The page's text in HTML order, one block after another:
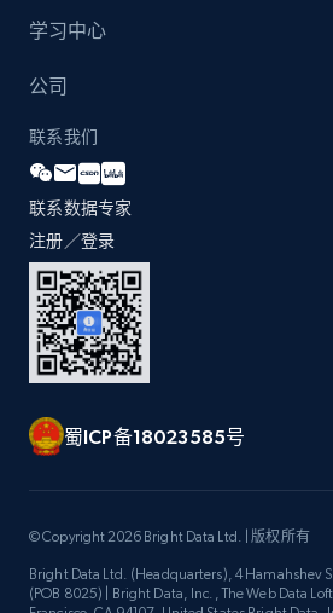
学习中心
公司
联系我们
联系数据专家
注册／登录
蜀ICP备18023585号
© Copyright 2026 Bright Data Ltd. | 版权所有
Bright Data Ltd. (Headquarters), 4 Hamahshev
(POB 8025) | Bright Data, Inc., The Web Data